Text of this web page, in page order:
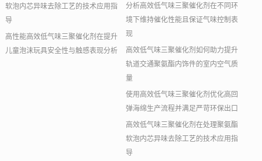
软泡内芯异味去除工艺的技术应用指
导
高性能高效低气味三聚催化剂在提升
儿童泡沫玩具安全性与触感表现分析
分析高效低气味三聚催化剂在不同环
境下维持催化性能且保证气味控制表
现
高效低气味三聚催化剂如何助力提升
轨道交通聚氨酯内饰件的室内空气质
量
使用高效低气味三聚催化剂优化高回
弹海绵生产流程并满足严苛环保出口
高效低气味三聚催化剂在处理聚氨酯
软泡内芯异味去除工艺的技术应用指
导